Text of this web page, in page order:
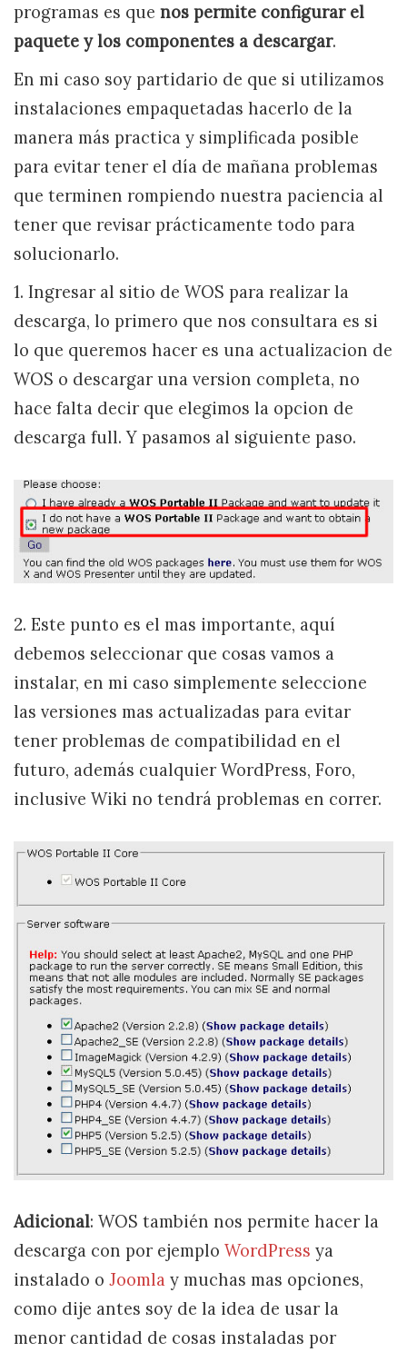
programas es que nos permite configurar el
paquete y los componentes a descargar.
En mi caso soy partidario de que si utilizamos
instalaciones empaquetadas hacerlo de la
manera más practica y simplificada posible
para evitar tener el día de mañana problemas
que terminen rompiendo nuestra paciencia al
tener que revisar prácticamente todo para
solucionarlo.
1. Ingresar al sitio de WOS para realizar la
descarga, lo primero que nos consultara es si
lo que queremos hacer es una actualizacion de
WOS o descargar una version completa, no
hace falta decir que elegimos la opcion de
descarga full. Y pasamos al siguiente paso.
2. Este punto es el mas importante, aquí
debemos seleccionar que cosas vamos a
instalar, en mi caso simplemente seleccione
las versiones mas actualizadas para evitar
tener problemas de compatibilidad en el
futuro, además cualquier WordPress, Foro,
inclusive Wiki no tendrá problemas en correr.
Adicional: WOS también nos permite hacer la
descarga con por ejemplo WordPress ya
instalado o Joomla y muchas mas opciones,
como dije antes soy de la idea de usar la
menor cantidad de cosas instaladas por